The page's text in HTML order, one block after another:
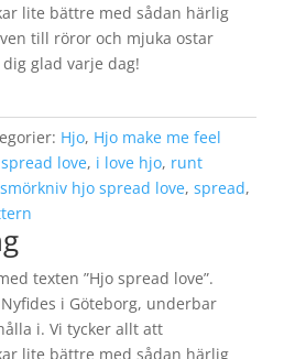
lite bättre med sådan härlig
till röror och mjuka ostar
glad varje dag!
Hjo, Hjo make me feel
love, i love hjo, runt
smörkniv hjo spread love, spread,
texten ”Hjo spread love”.
i Göteborg, underbar
i. Vi tycker allt att
lite bättre med sådan härlig